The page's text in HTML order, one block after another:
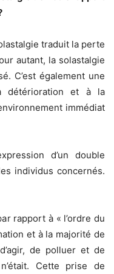
traduit la perte
autant, la solastalgie
C’est également une
détérioration et à la
immédiat
d’un double
individus concernés.
rapport à « l’ordre du
et à la majorité de
de polluer et de
Cette prise de